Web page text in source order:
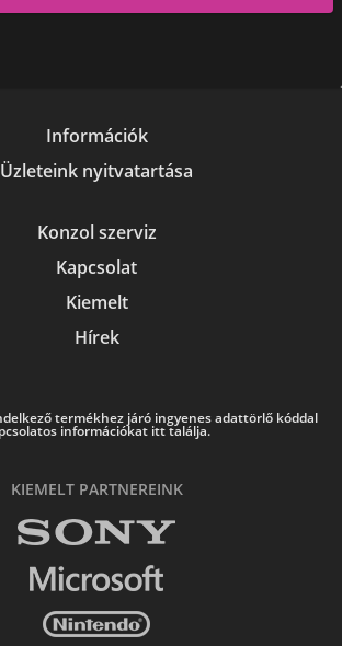
Információk
Üzleteink nyitvatartása
Konzol szerviz
Kapcsolat
Kiemelt
Hírek
termékhez járó ingyenes adattörlő kóddal
információkat itt találja.
KIEMELT PARTNEREINK